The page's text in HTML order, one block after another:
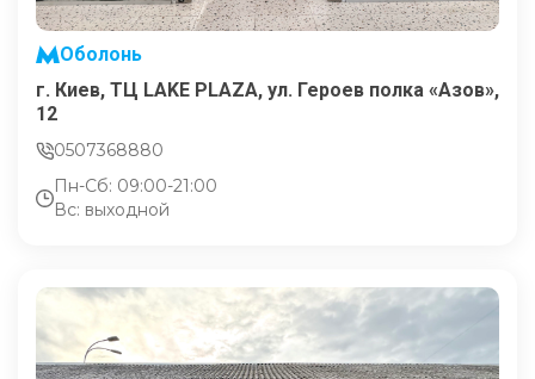
Оболонь
г. Киев, ТЦ LAKE PLAZA, ул. Героев полка «Азов»,
12
0507368880
Пн-Сб: 09:00-21:00
Вс: выходной